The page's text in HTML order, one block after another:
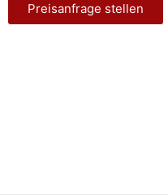
Preisanfrage stellen